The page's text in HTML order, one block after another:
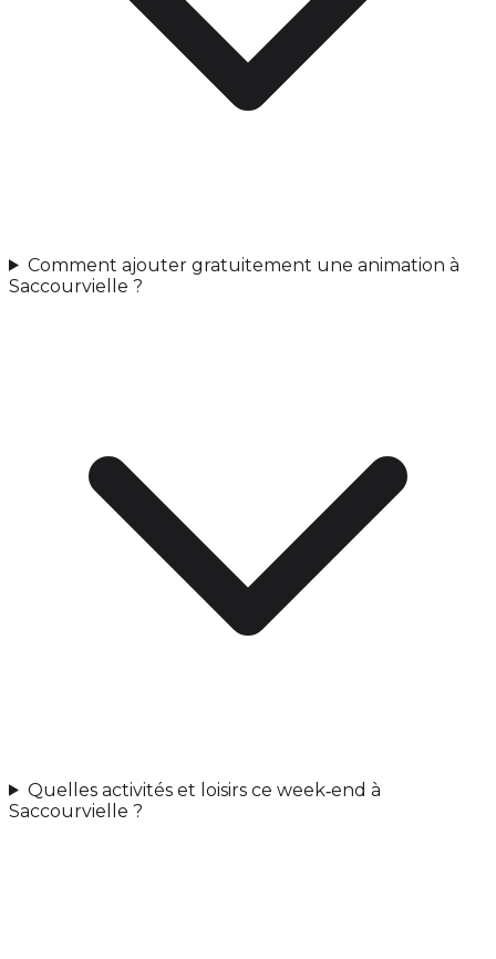
Comment ajouter gratuitement une animation à
Saccourvielle ?
Quelles activités et loisirs ce week‑end à
Saccourvielle ?